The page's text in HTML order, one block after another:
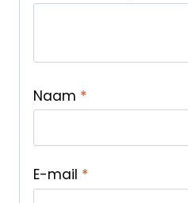
Naam *
E-mail *